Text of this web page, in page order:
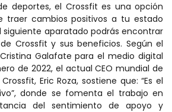
deportes, el Crossfit es una opción
traer cambios positivos a tu estado
siguiente aparatado podrás encontrar
Crossfit y sus beneficios. Según el
Galafate para el medio digital
de 2022, el actual CEO mundial de
Eric Roza, sostiene que: “Es el
donde se fomenta el trabajo en
del sentimiento de apoyo y